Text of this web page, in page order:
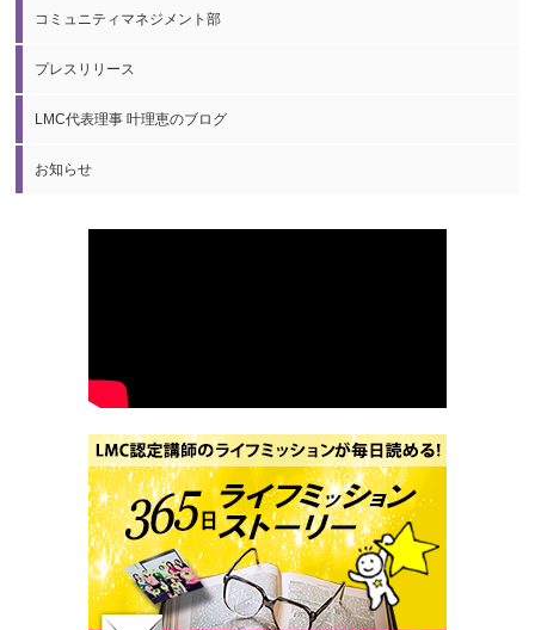
コミュニティマネジメント部
プレスリリース
LMC代表理事 叶理恵のブログ
お知らせ